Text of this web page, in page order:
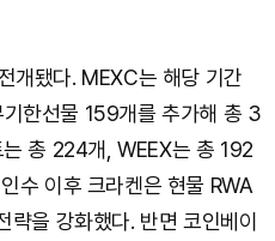
개됐다. MEXC는 해당 기간
한선물 159개를 추가해 총 3
총 224개, WEEX는 총 192
수 이후 크라켄은 현물 RWA
을 강화했다. 반면 코인베이